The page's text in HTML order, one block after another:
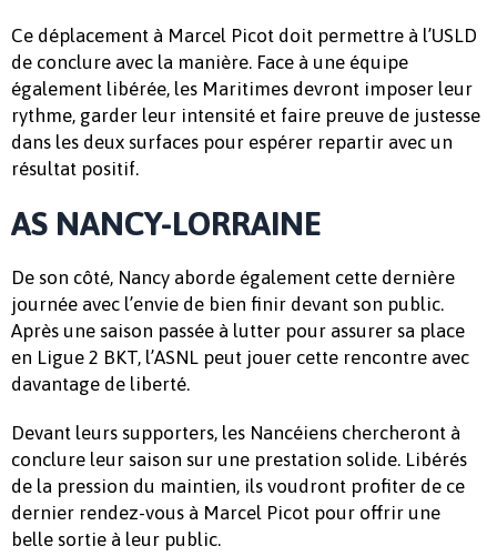
Ce déplacement à Marcel Picot doit permettre à l’USLD
de conclure avec la manière. Face à une équipe
également libérée, les Maritimes devront imposer leur
rythme, garder leur intensité et faire preuve de justesse
dans les deux surfaces pour espérer repartir avec un
résultat positif.
AS NANCY-LORRAINE
De son côté, Nancy aborde également cette dernière
journée avec l’envie de bien finir devant son public.
Après une saison passée à lutter pour assurer sa place
en Ligue 2 BKT, l’ASNL peut jouer cette rencontre avec
davantage de liberté.
Devant leurs supporters, les Nancéiens chercheront à
conclure leur saison sur une prestation solide. Libérés
de la pression du maintien, ils voudront profiter de ce
dernier rendez-vous à Marcel Picot pour offrir une
belle sortie à leur public.